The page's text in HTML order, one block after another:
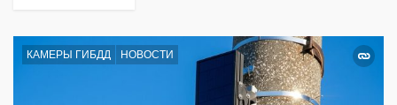
КАМЕРЫ ГИБДД НОВОСТИ